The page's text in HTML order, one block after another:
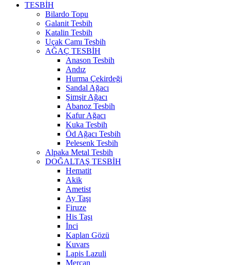
TESBİH
Bilardo Topu
Galanit Tesbih
Katalin Tesbih
Uçak Camı Tesbih
AĞAÇ TESBİH
Anason Tesbih
Andız
Hurma Çekirdeği
Sandal Ağacı
Şimşir Ağacı
Abanoz Tesbih
Kafur Ağacı
Kuka Tesbih
Öd Ağacı Tesbih
Pelesenk Tesbih
Alpaka Metal Tesbih
DOĞALTAŞ TESBİH
Hematit
Akik
Ametist
Ay Taşı
Firuze
His Taşı
İnci
Kaplan Gözü
Kuvars
Lapis Lazuli
Mercan